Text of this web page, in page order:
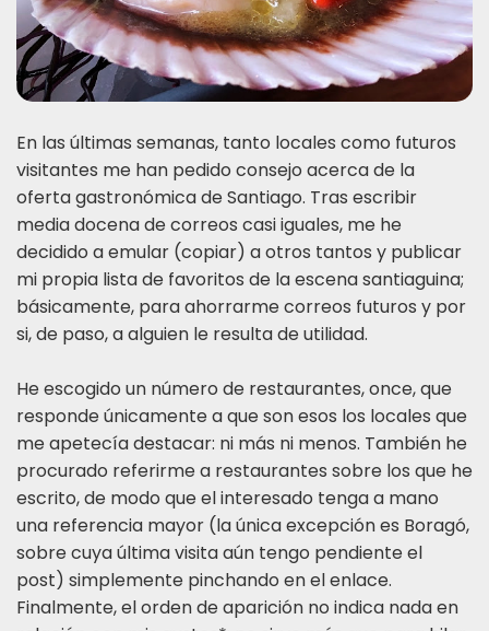
En las últimas semanas, tanto locales como futuros
visitantes me han pedido consejo acerca de la
oferta gastronómica de Santiago. Tras escribir
media docena de correos casi iguales, me he
decidido a emular (copiar) a otros tantos y publicar
mi propia lista de favoritos de la escena santiaguina;
básicamente, para ahorrarme correos futuros y por
si, de paso, a alguien le resulta de utilidad.
He escogido un número de restaurantes, once, que
responde únicamente a que son esos los locales que
me apetecía destacar: ni más ni menos. También he
procurado referirme a restaurantes sobre los que he
escrito, de modo que el interesado tenga a mano
una referencia mayor (la única excepción es Boragó,
sobre cuya última visita aún tengo pendiente el
post) simplemente pinchando en el enlace.
Finalmente, el orden de aparición no indica nada en